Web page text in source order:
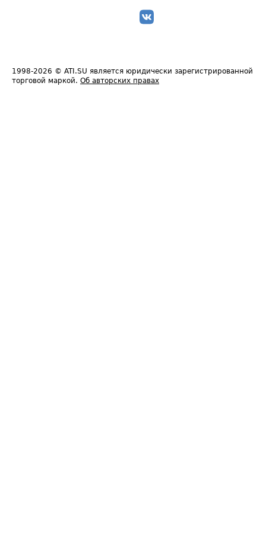
1998-2026 © ATI.SU является юридически зарегистрированной
торговой маркой. Об авторских правах